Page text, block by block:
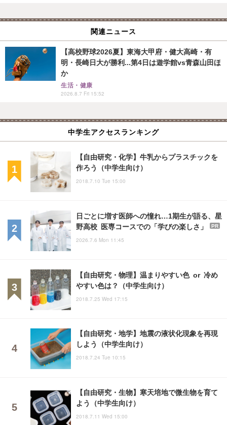
関連ニュース
【高校野球2026夏】東海大甲府・健大高崎・有
明・長崎日大が勝利...第4日は遊学館vs青森山田ほ
か
生活・健康
2026.8.7 Fri 15:52
中学生アクセスランキング
【自由研究・化学】牛乳からプラスチックを
作ろう（中学生向け）
2018.7.10 Tue 15:00
日ごとに増す医師への憧れ…1期生が語る、星
野高校 医専コースでの「学びの楽しさ」
PR
2026.7.6 Mon 11:45
【自由研究・物理】温まりやすい色 or 冷め
やすい色は？（中学生向け）
2018.7.25 Wed 17:15
【自由研究・地学】地震の液状化現象を再現
しよう（中学生向け）
2018.7.24 Tue 10:15
【自由研究・生物】寒天培地で微生物を育て
よう（中学生向け）
2018.7.11 Wed 15:00